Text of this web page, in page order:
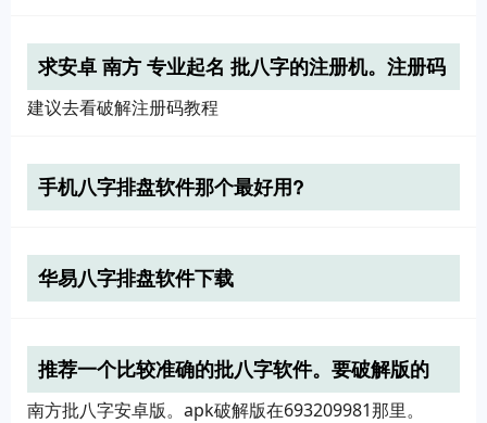
求安卓 南方 专业起名 批八字的注册机。注册码
也行。
建议去看破解注册码教程
手机八字排盘软件那个最好用?
华易八字排盘软件下载
推荐一个比较准确的批八字软件。要破解版的
apk，谢谢
南方批八字安卓版。apk破解版在693209981那里。